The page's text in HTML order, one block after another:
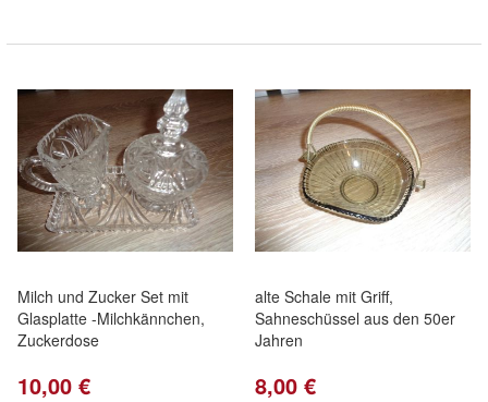
Milch und Zucker Set mit
Glasplatte -Milchkännchen,
Zuckerdose
10,00 €
alte Schale mit Griff,
Sahneschüssel aus den 50er
Jahren
8,00 €